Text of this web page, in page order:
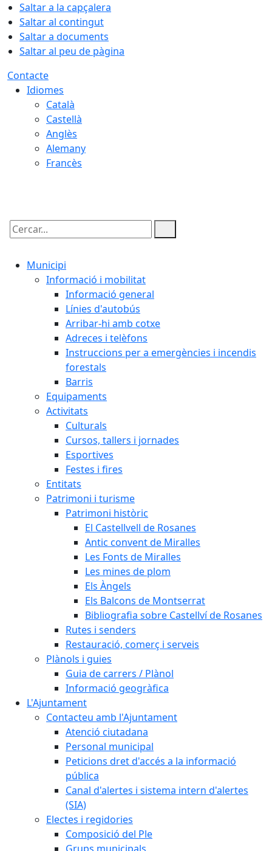
Saltar a la capçalera
Saltar al contingut
Saltar a documents
Saltar al peu de pàgina
Contacte
Idiomes
Català
Castellà
Anglès
Alemany
Francès
Cercar:
Municipi
Informació i mobilitat
Informació general
Línies d'autobús
Arribar-hi amb cotxe
Adreces i telèfons
Instruccions per a emergències i incendis
forestals
Barris
Equipaments
Activitats
Culturals
Cursos, tallers i jornades
Esportives
Festes i fires
Entitats
Patrimoni i turisme
Patrimoni històric
El Castellvell de Rosanes
Antic convent de Miralles
Les Fonts de Miralles
Les mines de plom
Els Àngels
Els Balcons de Montserrat
Bibliografia sobre Castellví de Rosanes
Rutes i senders
Restauració, comerç i serveis
Plànols i guies
Guia de carrers / Plànol
Informació geogràfica
L'Ajuntament
Contacteu amb l'Ajuntament
Atenció ciutadana
Personal municipal
Peticions dret d'accés a la informació
pública
Canal d'alertes i sistema intern d'alertes
(SIA)
Electes i regidories
Composició del Ple